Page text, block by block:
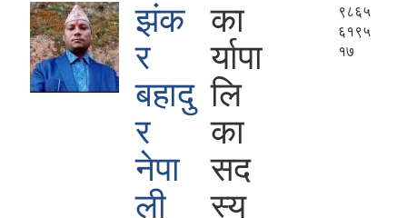
झंक
र
बहादु
र
नेपा
ली
का
र्यापा
लि
का
सद
स्य
९८६५
६१९५
१७